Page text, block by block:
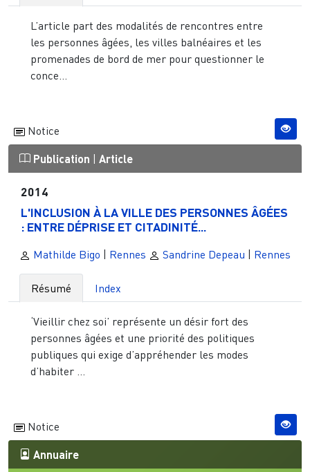
L’article part des modalités de rencontres entre
les personnes âgées, les villes balnéaires et les
promenades de bord de mer pour questionner le
conce...
Notice
Publication | Article
2014
L'INCLUSION À LA VILLE DES PERSONNES ÂGÉES
: ENTRE DÉPRISE ET CITADINITÉ...
Mathilde Bigo | Rennes Sandrine Depeau | Rennes
Résumé Index
‘Vieillir chez soi’ représente un désir fort des
personnes âgées et une priorité des politiques
publiques qui exige d’appréhender les modes
d’habiter ...
Notice
Annuaire